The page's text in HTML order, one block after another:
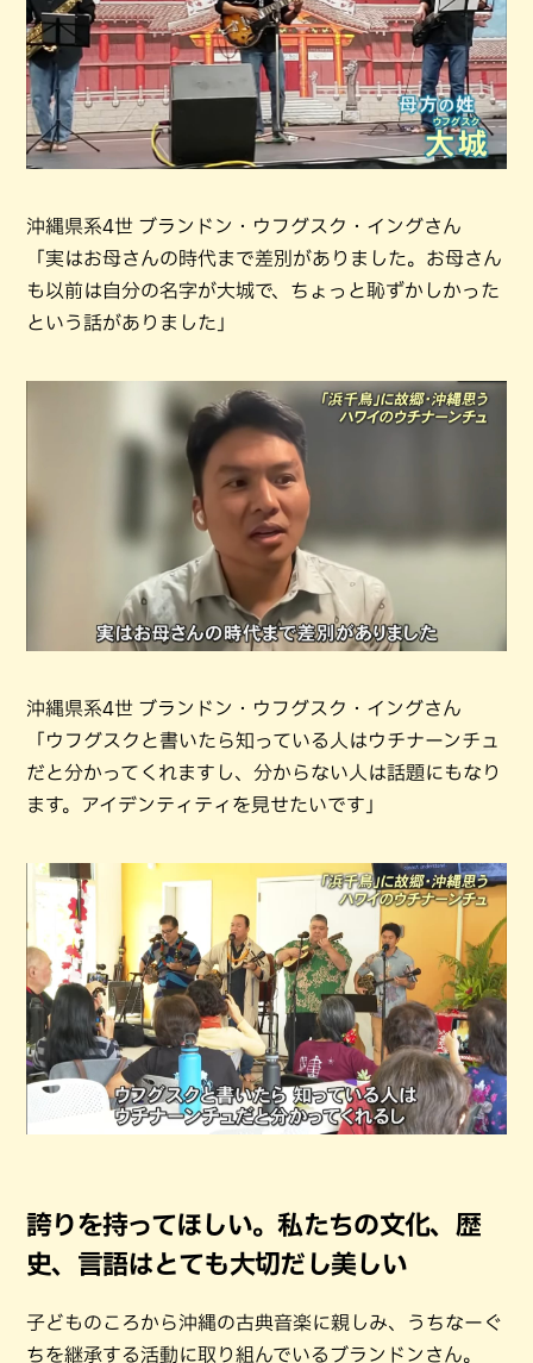
沖縄県系4世 ブランドン・ウフグスク・イングさん
「実はお母さんの時代まで差別がありました。お母さん
も以前は自分の名字が大城で、ちょっと恥ずかしかった
という話がありました」
沖縄県系4世 ブランドン・ウフグスク・イングさん
「ウフグスクと書いたら知っている人はウチナーンチュ
だと分かってくれますし、分からない人は話題にもなり
ます。アイデンティティを見せたいです」
誇りを持ってほしい。私たちの文化、歴
史、言語はとても大切だし美しい
子どものころから沖縄の古典音楽に親しみ、うちなーぐ
ちを継承する活動に取り組んでいるブランドンさん。